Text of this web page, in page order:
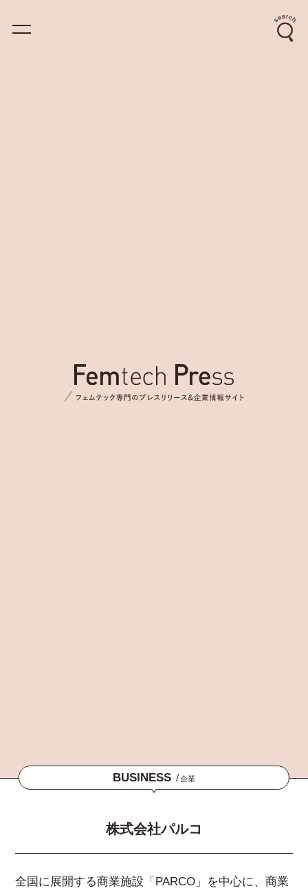
BUSINESS /企業
株式会社パルコ
全国に展開する商業施設「PARCO」を中心に、商業